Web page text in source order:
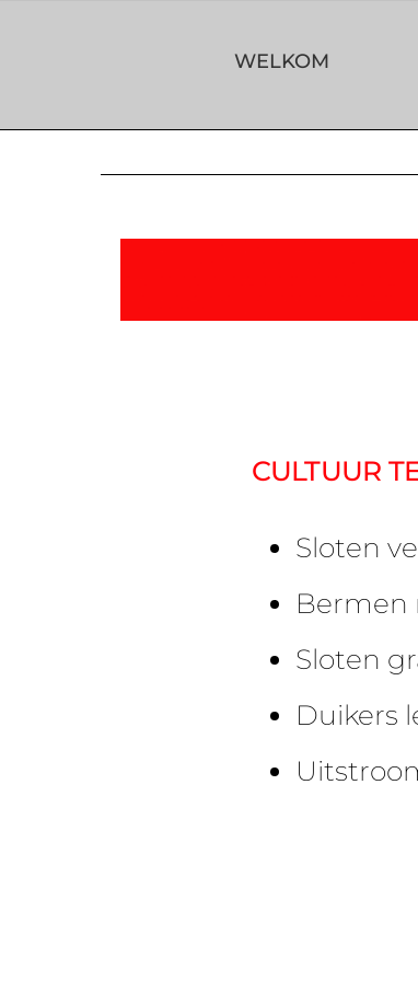
WELKOM
CULTUUR
Sloten
Bermen
Sloten
Duikers